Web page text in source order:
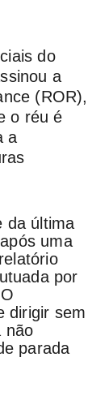
do
a
(ROR),
o réu é
a
da última
uma
por
dirigir sem
não
parada